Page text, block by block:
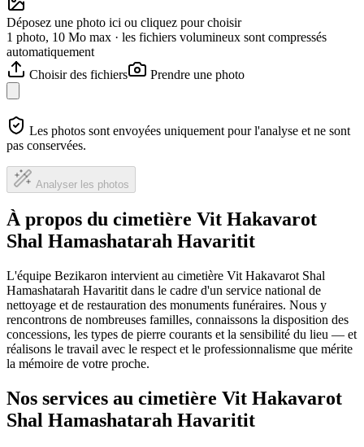
Déposez une photo ici ou cliquez pour choisir
1 photo, 10 Mo max · les fichiers volumineux sont compressés
automatiquement
Choisir des fichiers
Prendre une photo
Les photos sont envoyées uniquement pour l'analyse et ne sont
pas conservées.
Analyser les photos
À propos du cimetière Vit Hakavarot
Shal Hamashatarah Havaritit
L'équipe Bezikaron intervient au cimetière Vit Hakavarot Shal
Hamashatarah Havaritit dans le cadre d'un service national de
nettoyage et de restauration des monuments funéraires. Nous y
rencontrons de nombreuses familles, connaissons la disposition des
concessions, les types de pierre courants et la sensibilité du lieu — et
réalisons le travail avec le respect et le professionnalisme que mérite
la mémoire de votre proche.
Nos services au cimetière Vit Hakavarot
Shal Hamashatarah Havaritit